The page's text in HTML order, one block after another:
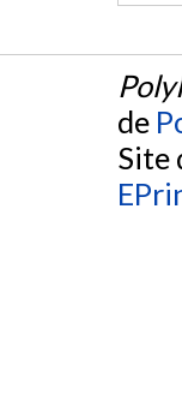
de
Site